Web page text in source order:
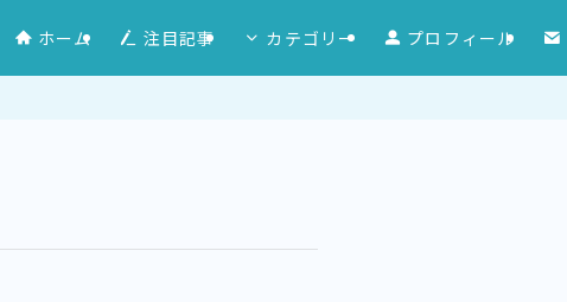
ホーム 注目記事 カテゴリー プロフィール